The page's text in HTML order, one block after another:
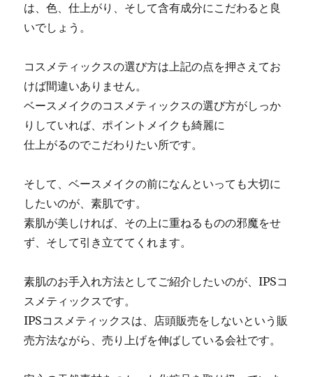
は、色、仕上がり、そして含有成分にこだわると良
いでしょう。
コスメティックスの選び方は上記の点を押さえてお
けば間違いありません。
ベースメイクのコスメティックスの選び方がしっか
りしていれば、ポイントメイクも綺麗に
仕上がるのでこだわりたい所です。
そして、ベースメイクの前になんといっても大切に
したいのが、素肌です。
素肌が美しければ、その上に重ねるものの邪魔をせ
ず、そして引き立ててくれます。
素肌のお手入れ方法としてご紹介したいのが、IPSコ
スメティックスです。
IPSコスメティックスは、店頭販売をしないという販
売方法ながら、売り上げを伸ばしている会社です。